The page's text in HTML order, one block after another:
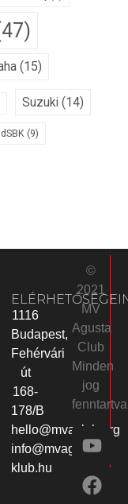
(15)
Suzuki (14)
(9)
1116
Budapest,
Fehérvári
út
168-
178/B
hello@mvaclub.org
info@mvagusta-
klub.hu
©
2021
MV
Agusta
Club
Minden
jog